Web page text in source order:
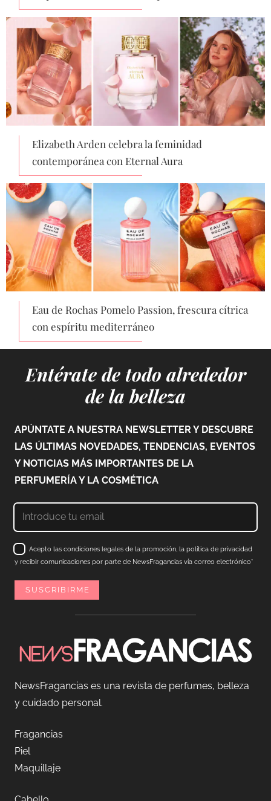
Elizabeth Arden celebra la feminidad
contemporánea con Eternal Aura
Eau de Rochas Pomelo Passion, frescura cítrica
con espíritu mediterráneo
Entérate de todo alrededor
de la belleza
APÚNTATE A NUESTRA NEWSLETTER Y DESCUBRE
LAS ÚLTIMAS NOVEDADES, TENDENCIAS, EVENTOS
Y NOTICIAS MÁS IMPORTANTES DE LA
PERFUMERÍA Y LA COSMÉTICA
Acepto las condiciones legales de la promoción, la política de privacidad
y recibir comunicaciones por parte de NewsFragancias vía correo electrónico*
NewsFragancias es una revista de perfumes, belleza
y cuidado personal.
Fragancias
Piel
Maquillaje